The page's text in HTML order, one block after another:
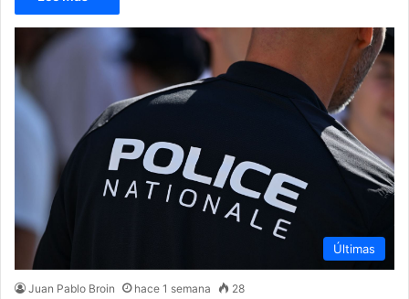
Últimas
Juan Pablo Broin hace 1 semana 28